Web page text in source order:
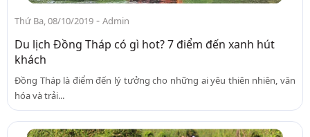
Thứ Ba, 08/10/2019 - Admin
Du lịch Đồng Tháp có gì hot? 7 điểm đến xanh hút
khách
Đồng Tháp là điểm đến lý tưởng cho những ai yêu thiên nhiên, văn
hóa và trải...